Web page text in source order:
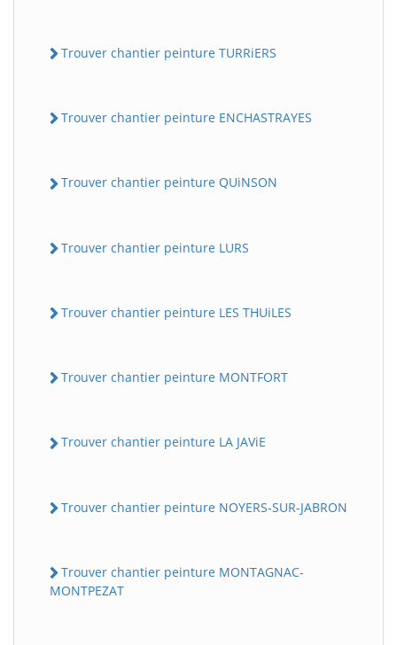
Trouver chantier peinture TURRiERS
Trouver chantier peinture ENCHASTRAYES
Trouver chantier peinture QUiNSON
Trouver chantier peinture LURS
Trouver chantier peinture LES THUiLES
Trouver chantier peinture MONTFORT
Trouver chantier peinture LA JAViE
Trouver chantier peinture NOYERS-SUR-JABRON
Trouver chantier peinture MONTAGNAC-
MONTPEZAT